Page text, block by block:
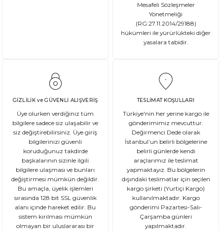
Mesafeli Sözleşmeler
Yönetmeliği
(RG:27.11.2014/29188)
hükümleri ile yürürlükteki diğer
yasalara tabidir.
GİZLİLİK ve GÜVENLİ ALIŞVERİŞ
Üye olurken verdiğiniz tüm
bilgilere sadece siz ulaşabilir ve
siz değiştirebilirsiniz. Üye giriş
bilgilerinizi güvenli
koruduğunuz takdirde
başkalarının sizinle ilgili
bilgilere ulaşması ve bunları
değiştirmesi mümkün değildir.
Bu amaçla, üyelik işlemleri
sırasında 128 bit SSL güvenlik
alanı içinde hareket edilir. Bu
sistem kırılması mümkün
olmayan bir uluslararası bir
TESLİMAT KOŞULLARI
Türkiye'nin her yerine kargo ile
gönderimimiz mevcuttur.
Değirmenci Dede olarak
İstanbul’un belirli bölgelerine
belirli günlerde kendi
araçlarımız ile teslimat
yapmaktayız. Bu bölgelerin
dışındaki teslimatlar için seçilen
kargo şirketi (Yurtiçi Kargo)
kullanılmaktadır. Kargo
gönderimi Pazartesi-Salı-
Çarşamba günleri
yapılmaktadır.